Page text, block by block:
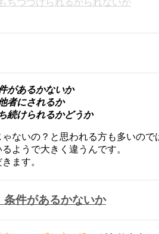
があるかないか
者にされるか
続けられるかどうか
ないの？と思われる方も多いので
ようで大きく違うんです。
ます。
条件があるかないか